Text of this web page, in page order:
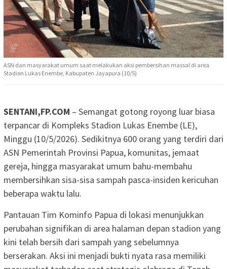
ASN dan masyarakat umum saat melakukan aksi pembersihan massal di area
Stadion Lukas Enembe, Kabupaten Jayapura (10/5)
SENTANI,FP.COM – Semangat gotong royong luar biasa
terpancar di Kompleks Stadion Lukas Enembe (LE),
Minggu (10/5/2026). Sedikitnya 600 orang yang terdiri dari
ASN Pemerintah Provinsi Papua, komunitas, jemaat
gereja, hingga masyarakat umum bahu-membahu
membersihkan sisa-sisa sampah pasca-insiden kericuhan
beberapa waktu lalu.
Pantauan Tim Kominfo Papua di lokasi menunjukkan
perubahan signifikan di area halaman depan stadion yang
kini telah bersih dari sampah yang sebelumnya
berserakan. Aksi ini menjadi bukti nyata rasa memiliki